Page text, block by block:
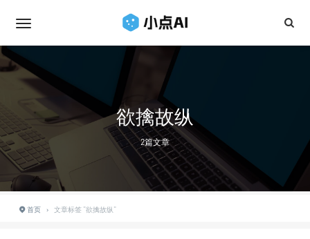
欲擒故纵
2篇文章
首页 › 文章标签 "欲擒故纵"